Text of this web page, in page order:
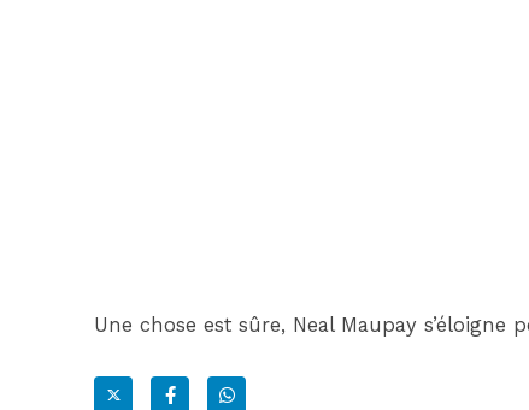
Une chose est sûre, Neal Maupay s’éloigne